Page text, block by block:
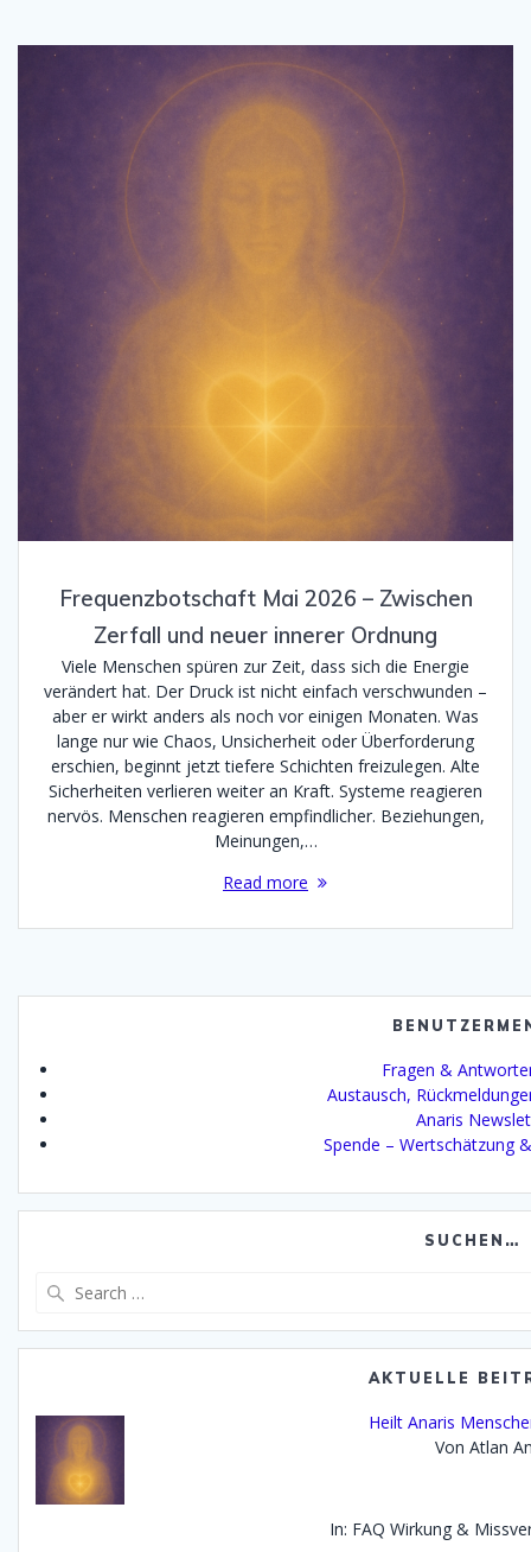
Frequenzbotschaft Mai 2026 – Zwischen
Zerfall und neuer innerer Ordnung
Viele Menschen spüren zur Zeit, dass sich die Energie
verändert hat. Der Druck ist nicht einfach verschwunden –
aber er wirkt anders als noch vor einigen Monaten. Was
lange nur wie Chaos, Unsicherheit oder Überforderung
erschien, beginnt jetzt tiefere Schichten freizulegen. Alte
Sicherheiten verlieren weiter an Kraft. Systeme reagieren
nervös. Menschen reagieren empfindlicher. Beziehungen,
Meinungen,…
Read more
Fragen &
Austausch,
Anaris
Spende – Wertschätzung
SUCHEN…
AKTUELLE
Heilt Anaris
Von Atlan
In: FAQ Wirkung &